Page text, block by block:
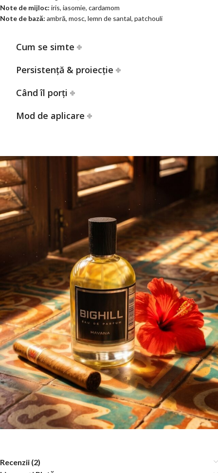
Note de mijloc: iris, iasomie, cardamom
Note de bază: ambră, mosc, lemn de santal, patchouli
Cum se simte
Persistență & proiecție
Când îl porți
Mod de aplicare
Recenzii (2)